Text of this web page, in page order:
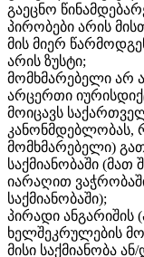
გაეცნო
პირობები არის
მის მიერ
არის ზუსტი;
მომხმარებელი არ
არცერთი
მოიცავს
კანონმდებლობას,
მომხმარებელი)
საქმიანობაში
იარაღით
საქმიანობაში);
პირადი ანგარიშის
ხელშეკრულების
მისი საქმიანობა